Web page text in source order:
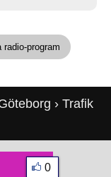
radio-program
› Trafik
0